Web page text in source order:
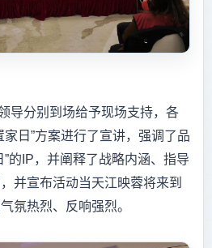
导分别到场给予现场支持，各
家日”方案进行了宣讲，强调了品
”的IP，并阐释了战略内涵、指导
并宣布活动当天江映蓉将来到
氛热烈、反响强烈。